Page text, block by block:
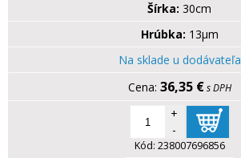
Šírka: 30cm
Hrúbka: 13µm
Na sklade u dodávateľa
36,35 € s DPH
+
-
Kód: 238007696856